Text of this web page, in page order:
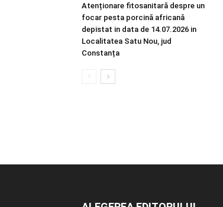
Atenționare fitosanitară despre un
focar pesta porcină africană
depistat in data de 14.07.2026 in
Localitatea Satu Nou, jud
Constanța